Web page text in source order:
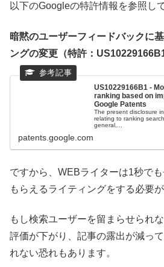
以下のGoogleの特許情報を参照し
暗黙のユーザーフィードバックに
ングの変更（特許：US10229166B1
US10229166B1 -
ranking based on
Google Patents
The present disclosure
relating to ranking
general,...
patents.google.com
ですから、WEBライターは1秒で
もらえるライティングをする必要が
もし検索ユーザーを留まらせられ
評価が下がり、記事の露出が減っ
れない恐れもあります。